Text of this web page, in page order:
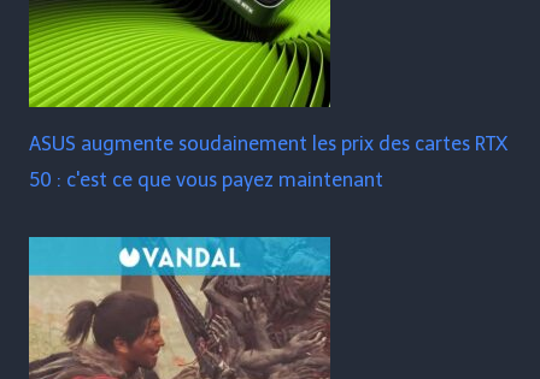
ASUS augmente soudainement les prix des cartes RTX
50 : c'est ce que vous payez maintenant